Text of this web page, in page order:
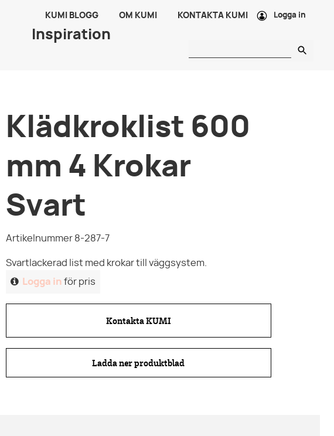
Inspiration
KUMI BLOGG OM KUMI KONTAKTA KUMI Logga in
Klädkroklist 600
mm 4 Krokar
Svart
Artikelnummer 8-287-7
Svartlackerad list med krokar till väggsystem.
Logga in för pris
Kontakta KUMI
Ladda ner produktblad